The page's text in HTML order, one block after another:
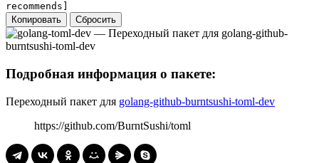
recommends]
Копировать
Сбросить
Подробная информация о пакете:
Переходный пакет для golang-github-burntsushi-toml-dev
https://github.com/BurntSushi/toml